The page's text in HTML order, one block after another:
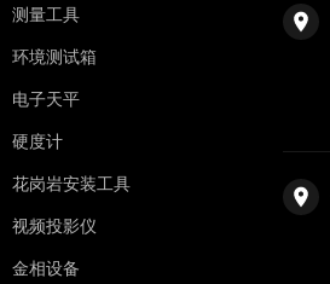
测量工具
环境测试箱
电子天平
硬度计
花岗岩安装工具
视频投影仪
金相设备